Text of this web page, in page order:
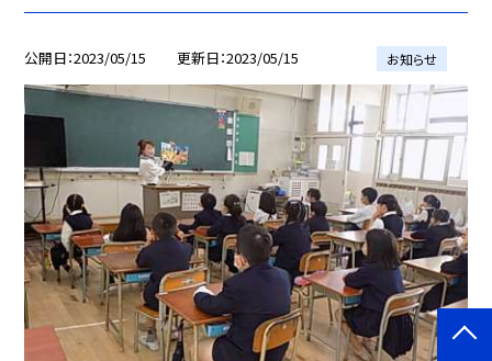
公開日 2023/05/15 更新日 2023/05/15 お知らせ